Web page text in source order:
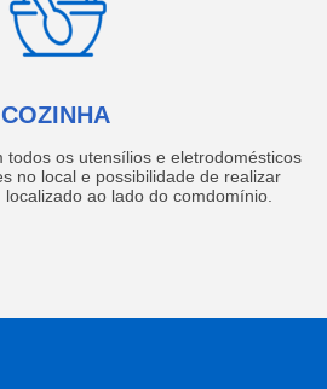
COZINHA
todos os utensílios e eletrodomésticos
no local e possibilidade de realizar
ao lado do comdomínio.